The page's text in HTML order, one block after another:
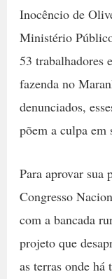
Inocêncio de
Ministério
53 trabalhadores
fazenda no
denunciados,
põem a culpa em
Para aprovar sua
Congresso
com a bancada
projeto que
as terras onde há